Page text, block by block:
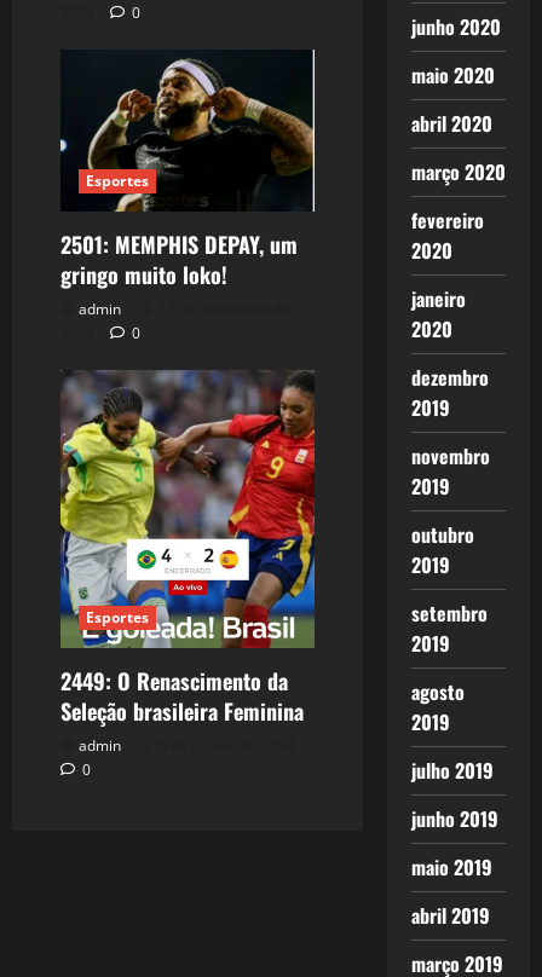
0
Esportes
2501: MEMPHIS DEPAY, um
gringo muito loko!
admin
0
Esportes
2449: O Renascimento da
Seleção brasileira Feminina
admin
0
junho 2020
maio 2020
abril 2020
março 2020
fevereiro
2020
janeiro
2020
dezembro
2019
novembro
2019
outubro
2019
setembro
2019
agosto
2019
julho 2019
junho 2019
maio 2019
abril 2019
março 2019